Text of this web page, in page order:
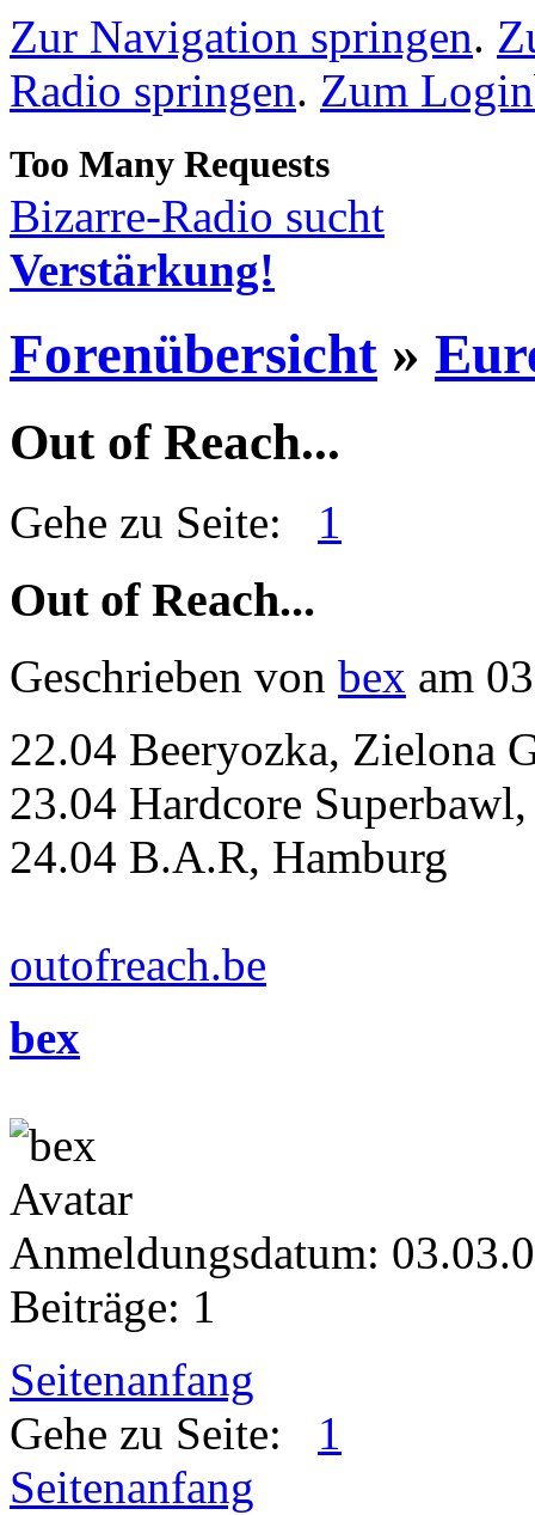
Zur Navigation springen.
Radio springen. Zum
Bizarre-Radio sucht
Verstärkung!
Forenübersicht »
Out of Reach...
Gehe zu Seite: 1
Out of Reach...
Geschrieben von bex am
22.04 Beeryozka, Zielona
23.04 Hardcore
24.04 B.A.R, Hamburg
outofreach.be
bex
Anmeldungsdatum:
Beiträge: 1
Seitenanfang
Gehe zu Seite: 1
Seitenanfang